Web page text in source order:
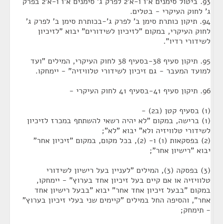
ג' לחוק העיקרי - בטלים.
94. תיקון כותרת סימן ב' לפרק ג'-בכותרת סימן ב' לפרק ג'
לחוק העיקרי, במקום "לזיכיון לשידורים" יבוא "לזיכיון
לשידורי רדיו".
95. תיקון סעיף 38-בסעיף 38 לחוק העיקרי, המילים "ועד
למועד המעבר - גם זיכיון לשידורי טלוויזיה" - יימחקו.
96. תיקון סעיף 41-בסעיף 41 לחוק העיקרי -
(1) בסעיף קטן (ב2) -
(1) ברישה, במקום "לא יהיה רשאי להשתתף במכרז לזיכיון
לשידורי טלוויזיה ולא" יבוא "לא";
(2) בפסקאות (1) ו- (2), בכל מקום, במקום "זיכיון אחר"
יבוא "רישיון אחר";
(3) בפסקה (3), המילים "לעניין בעל רישיון לשידורי
טלוויזיה או אם קיים בעל זיכיון אחד בערוץ" - יימחקו,
במקום "בבעל זיכיון אחד אחר" יבוא "בבעל רישיון אחד
אחר", והסיפה החל במילים "קיימים שני בעלי זיכיון בערוץ"
- תימחק;